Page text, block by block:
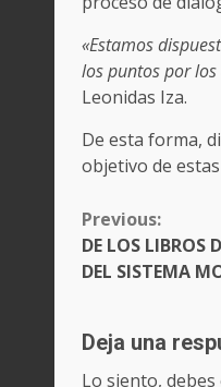
«Estamos
los puntos por
Leonidas Iza.
De esta forma,
objetivo de
CONTINUE
READING
Previous:
DE LOS LIBROS
DEL SISTEMA
Deja una
Lo siento,